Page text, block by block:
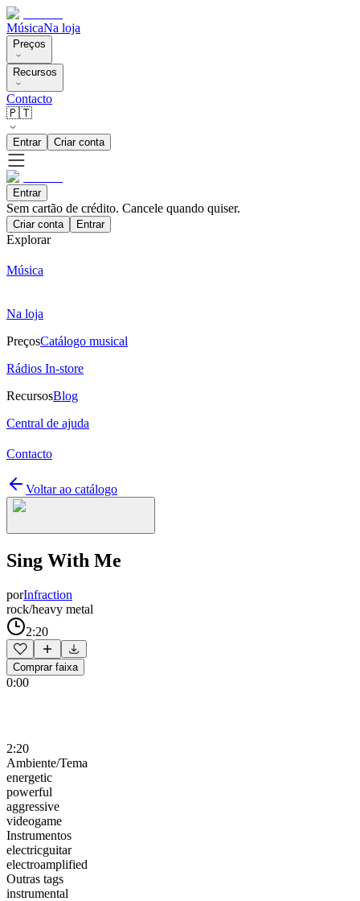
MúsicaNa loja
Preços
Recursos
Contacto
🇵🇹
Entrar Criar conta
Entrar
Sem cartão de crédito. Cancele quando quiser.
Criar conta Entrar
Explorar
Música
Na loja
PreçosCatálogo musical
Rádios In-store
RecursosBlog
Central de ajuda
Contacto
Voltar ao catálogo
Sing With Me
porInfraction
rock/heavy metal
2:20
Comprar faixa
0:00
2:20
Ambiente/Tema
energetic
powerful
aggressive
videogame
Instrumentos
electricguitar
electroamplified
Outras tags
instrumental